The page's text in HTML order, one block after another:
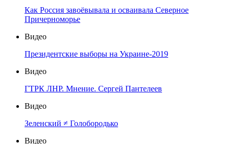
Как Россия завоёвывала и осваивала Северное
Причерноморье
Видео
Президентские выборы на Украине-2019
Видео
ГТРК ЛНР. Мнение. Сергей Пантелеев
Видео
Зеленский ≠ Голобородько
Видео